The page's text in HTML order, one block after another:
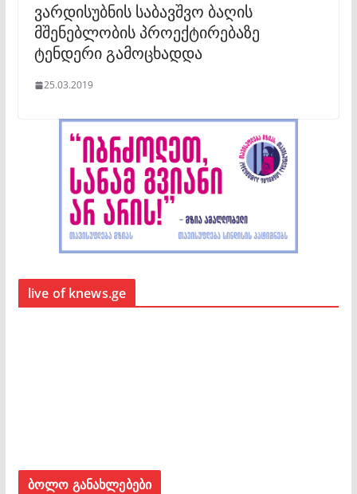
ვარდისუბნის საბავშვო ბაღის
მშენებლობის პროექტირებაზე
ტენდერი გამოცხადდა
25.03.2019
live of knews.ge
ბოლო განახლებები